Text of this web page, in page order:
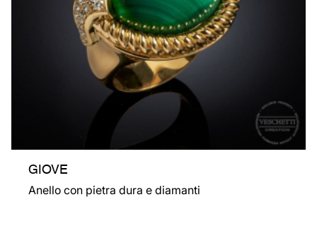
GIOVE
Anello con pietra dura e diamanti